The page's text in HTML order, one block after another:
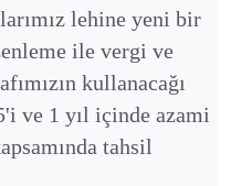
lehine yeni bir
ile vergi ve
kullanacağı
ve 1 yıl içinde azami
tahsil